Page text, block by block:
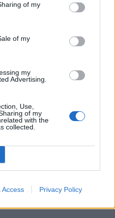
of my
of my
my
Advertising.
Use,
of my
with the
collected.
Access Privacy Policy
γαγγλίων